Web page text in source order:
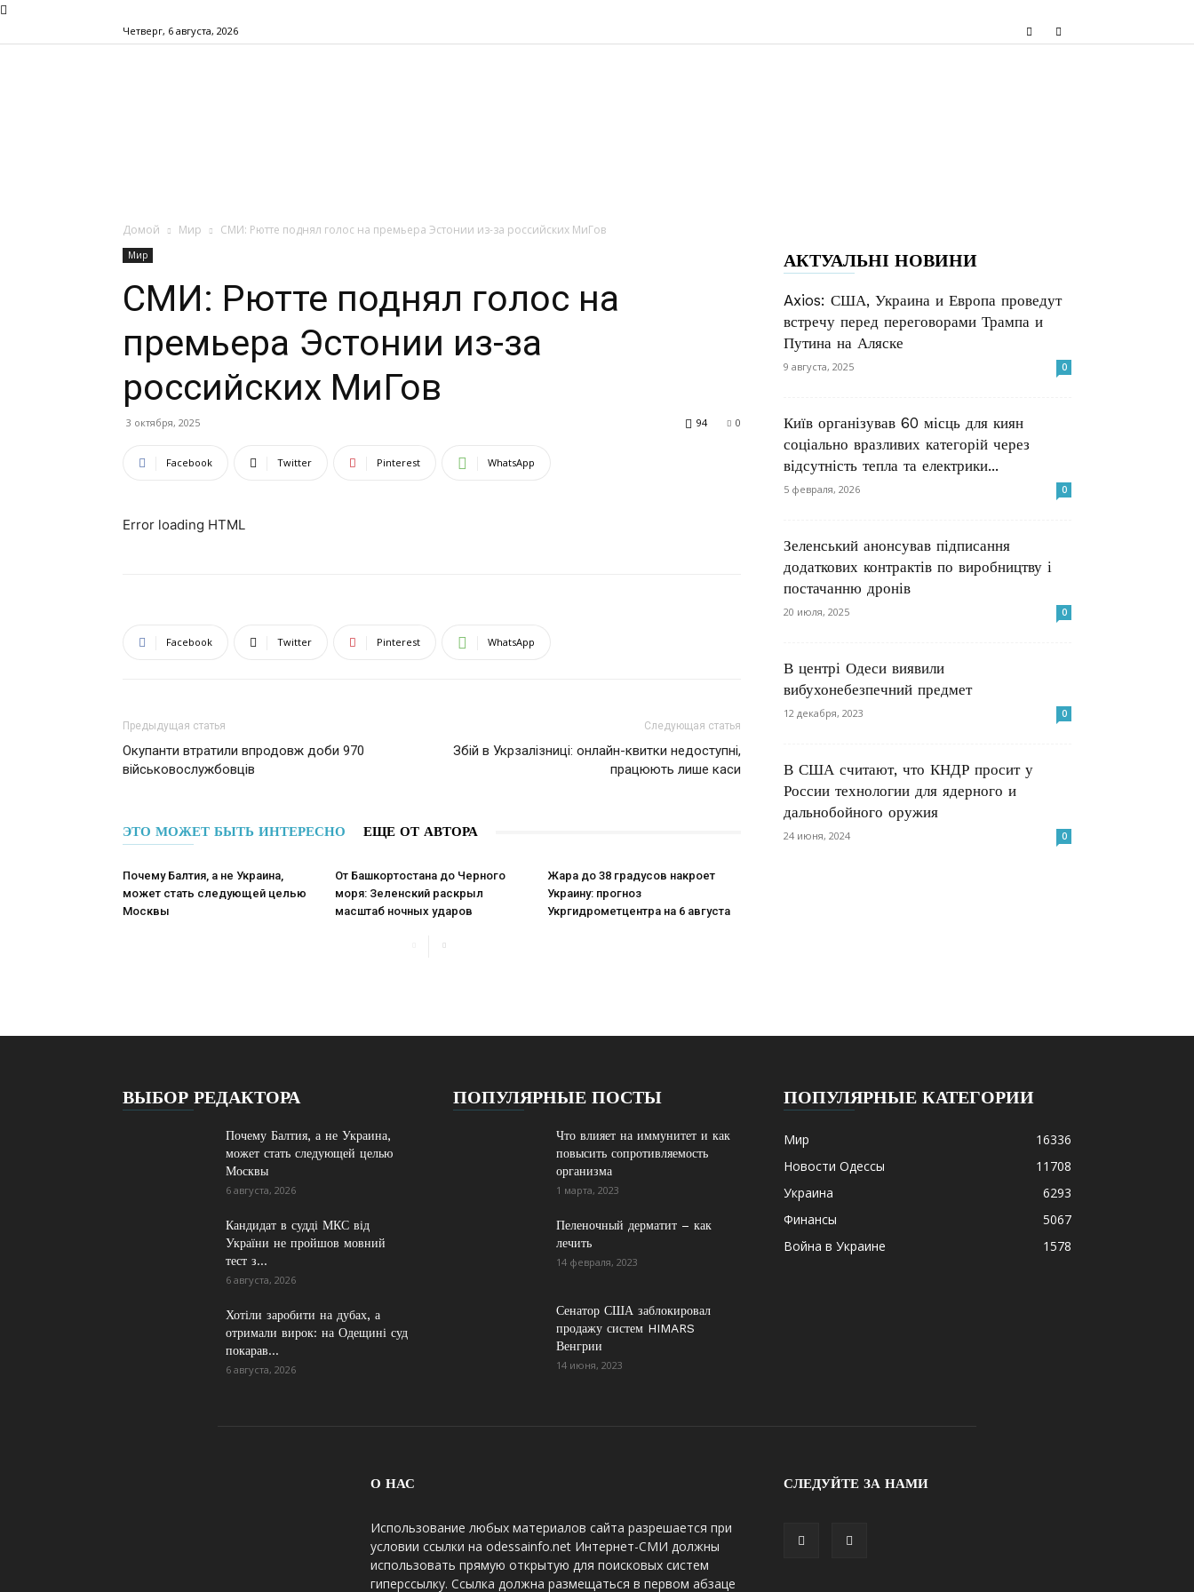
Четверг, 6 августа, 2026
Домой Мир СМИ: Рютте поднял голос на премьера Эстонии из-за российских МиГов
Мир
СМИ: Рютте поднял голос на
премьера Эстонии из-за
российских МиГов
3 октября, 2025 0
94
Facebook Twitter Pinterest WhatsApp
Error loading HTML
Facebook Twitter Pinterest WhatsApp
Предыдущая статья
Окупанти втратили впродовж доби 970
військовослужбовців
Следующая статья
Збій в Укрзалізниці: онлайн-квитки недоступні,
працюють лише каси
ЭТО МОЖЕТ БЫТЬ ИНТЕРЕСНО ЕЩЕ ОТ АВТОРА
Почему Балтия, а не Украина,
может стать следующей целью
Москвы
От Башкортостана до Черного
моря: Зеленский раскрыл
масштаб ночных ударов
Жара до 38 градусов накроет
Украину: прогноз
Укргидрометцентра на 6 августа
АКТУАЛЬНІ НОВИНИ
Axios: США, Украина и Европа проведут
встречу перед переговорами Трампа и
Путина на Аляске
9 августа, 2025 0
Київ організував 60 місць для киян
соціально вразливих категорій через
відсутність тепла та електрики...
5 февраля, 2026 0
Зеленський анонсував підписання
додаткових контрактів по виробництву і
постачанню дронів
20 июля, 2025 0
В центрі Одеси виявили
вибухонебезпечний предмет
12 декабря, 2023 0
В США считают, что КНДР просит у
России технологии для ядерного и
дальнобойного оружия
24 июня, 2024 0
ВЫБОР РЕДАКТОРА
Почему Балтия, а не Украина,
может стать следующей целью
Москвы
6 августа, 2026
Кандидат в судді МКС від
України не пройшов мовний
тест з...
6 августа, 2026
Хотіли заробити на дубах, а
отримали вирок: на Одещині суд
покарав...
6 августа, 2026
ПОПУЛЯРНЫЕ ПОСТЫ
Что влияет на иммунитет и как
повысить сопротивляемость
организма
1 марта, 2023
Пеленочный дерматит – как
лечить
14 февраля, 2023
Сенатор США заблокировал
продажу систем HIMARS
Венгрии
14 июня, 2023
ПОПУЛЯРНЫЕ КАТЕГОРИИ
Мир
16336
Новости Одессы
11708
Украина
6293
Финансы
5067
Война в Украине
1578
О НАС
Использование любых материалов сайта разрешается при
условии ссылки на odessainfo.net Интернет-СМИ должны
использовать прямую открытую для поисковых систем
гиперссылку. Ссылка должна размещаться в первом абзаце
СЛЕДУЙТЕ ЗА НАМИ